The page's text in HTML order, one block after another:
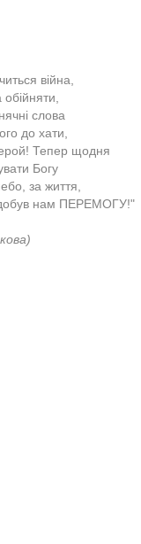
війна,
слова
до хати,
Тепер щодня
Богу
за життя,
нам ПЕРЕМОГУ!"